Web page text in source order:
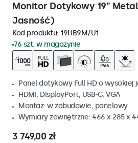
Monitor Dotykowy 19"
Jasność)
Kod produktu: 19HB9M/U1
76 szt. w magazynie
Panel dotykowy Full HD o wysokiej
HDMI, DisplayPort, USB-C, VGA
Montaz: w zabudowie, panelowy
Wymiary zewnętrzne: 466 x 285 x
3 749,00 zł